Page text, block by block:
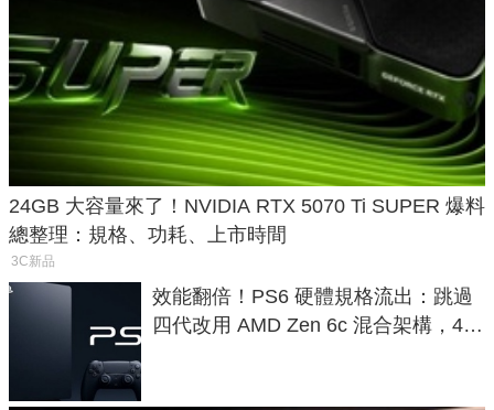
24GB 大容量來了！NVIDIA RTX 5070 Ti SUPER 爆料
總整理：規格、功耗、上市時間
3C新品
效能翻倍！PS6 硬體規格流出：跳過
四代改用 AMD Zen 6c 混合架構，4K